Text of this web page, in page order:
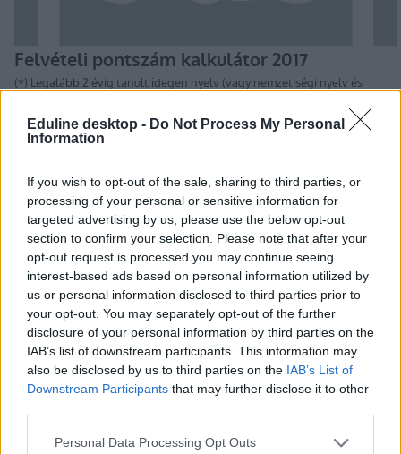
Eduline desktop - Do Not Process My Personal
Information
If you wish to opt-out of the sale, sharing to third parties, or
processing of your personal or sensitive information for
targeted advertising by us, please use the below opt-out
section to confirm your selection. Please note that after your
opt-out request is processed you may continue seeing
interest-based ads based on personal information utilized by
us or personal information disclosed to third parties prior to
your opt-out. You may separately opt-out of the further
disclosure of your personal information by third parties on the
IAB’s list of downstream participants. This information may
also be disclosed by us to third parties on the IAB’s List of
Downstream Participants that may further disclose it to other
Personal Data Processing Opt Outs
Zseniális, ingyenes fordítóprogram: ezt érdemes
letölteni nyaralás előtt
Külföldi nyaralásra készültök, vagy hosszú idő után
újra idegen nyelven néznétek filmet, sorozatot, esetleg
angol nyelvű könyvet olvasnátok? Akkor érdemes
kipróbálnotok ezt az ingyenes appot. Az alkalmazás
neve Speak&Translate, amely sajnos csak iOS-en
érhető el ez az alkalmazás, pedig mindenkinek nagyon
legjobb funkciója mégis a beszédfelismerés.
gólyák